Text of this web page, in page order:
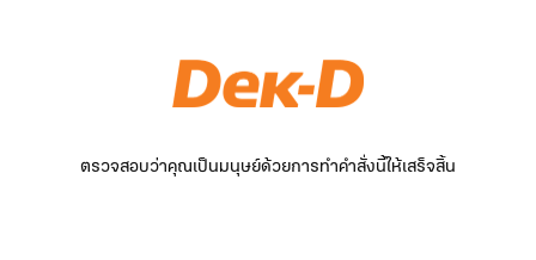
ตรวจสอบว่าคุณเป็นมนุษย์ด้วยการทำคำสั่งนี้ให้เสร็จสิ้น